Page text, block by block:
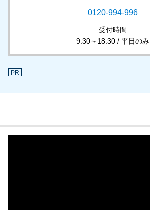
0120-994-996
受付時間
9:30～18:30 / 平日のみ
PR